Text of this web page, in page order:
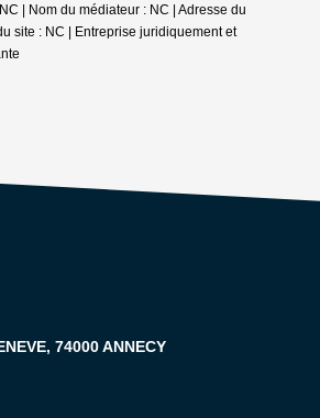
| Nom du médiateur : NC | Adresse du
site : NC | Entreprise juridiquement et
74000 ANNECY